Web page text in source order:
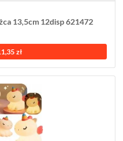
13,5cm 12disp 621472
zł